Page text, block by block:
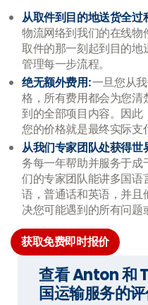
从取件到目的地送货全过
物流网络到我们的在线
取件的那一刻起到目的
管理每一步流程。
绝无额外费用:一旦您从
格，所有费用都会为您
到的全部项目内容。因
您的价格就是最终实际支
从我们专家团队处获得世
务每一年帮助并服务于
们的专家团队能讲多国
语，普通话和英语，并
决您可能遇到的所有问题
获取免费即时报价
查看 Anton 和
国运输服务的